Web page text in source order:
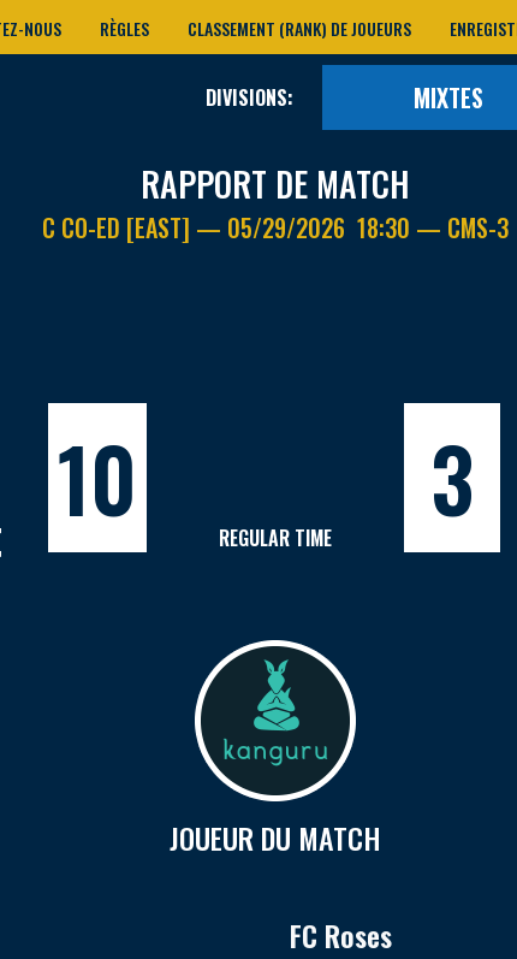
NOUS RÈGLES CLASSEMENT (RANK) DE JOUEURS
DIVISIONS: MIXTES
RAPPORT DE MATCH
C CO-ED [EAST] — 05/29/2026 18:30 — CMS-3
10 REGULAR TIME 3
JOUEUR DU MATCH
FC Roses